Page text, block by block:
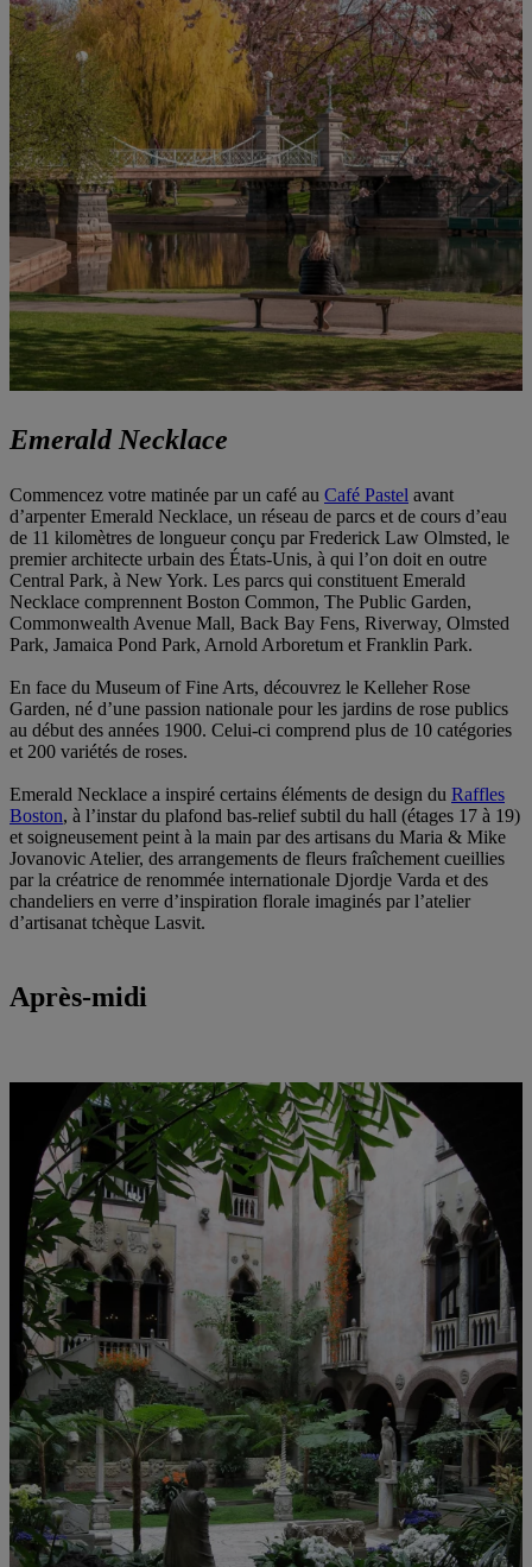
Emerald Necklace
Commencez votre matinée par un café au Café Pastel avant
d’arpenter Emerald Necklace, un réseau de parcs et de cours d’eau
de 11 kilomètres de longueur conçu par Frederick Law Olmsted, le
premier architecte urbain des États-Unis, à qui l’on doit en outre
Central Park, à New York. Les parcs qui constituent Emerald
Necklace comprennent Boston Common, The Public Garden,
Commonwealth Avenue Mall, Back Bay Fens, Riverway, Olmsted
Park, Jamaica Pond Park, Arnold Arboretum et Franklin Park.
En face du Museum of Fine Arts, découvrez le Kelleher Rose
Garden, né d’une passion nationale pour les jardins de rose publics
au début des années 1900. Celui-ci comprend plus de 10 catégories
et 200 variétés de roses.
Emerald Necklace a inspiré certains éléments de design du Raffles
Boston, à l’instar du plafond bas-relief subtil du hall (étages 17 à 19)
et soigneusement peint à la main par des artisans du Maria & Mike
Jovanovic Atelier, des arrangements de fleurs fraîchement cueillies
par la créatrice de renommée internationale Djordje Varda et des
chandeliers en verre d’inspiration florale imaginés par l’atelier
d’artisanat tchèque Lasvit.
Après-midi